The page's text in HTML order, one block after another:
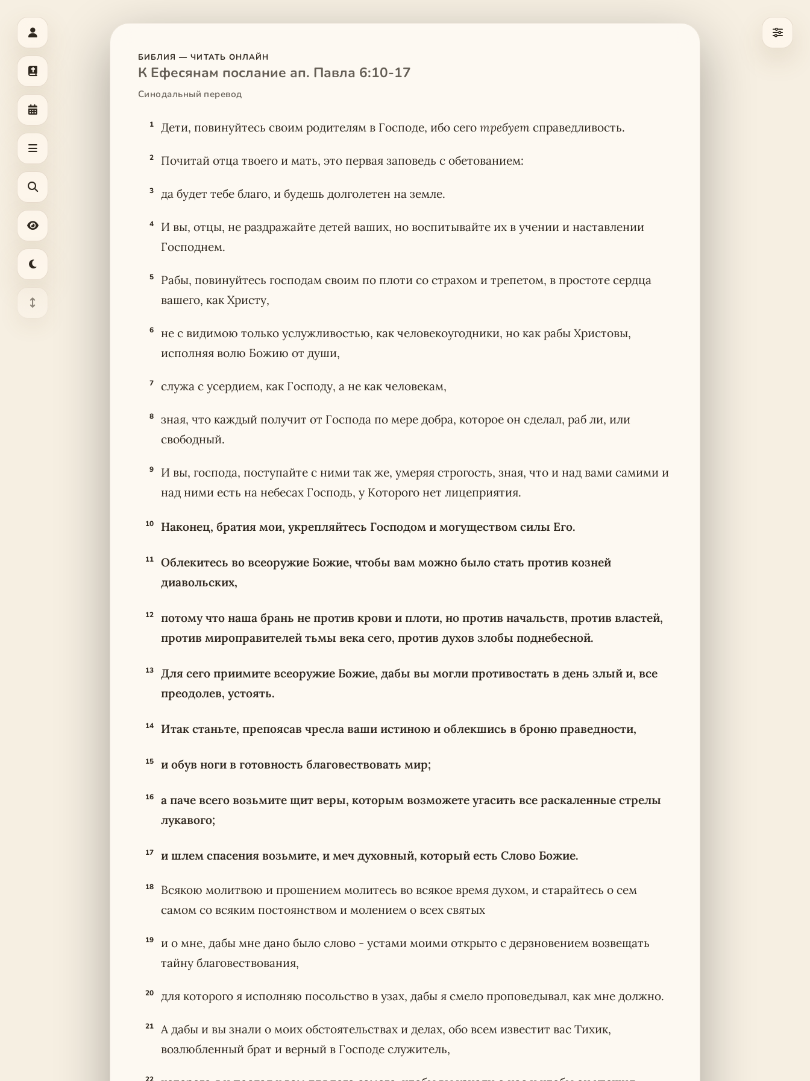
БИБЛИЯ — ЧИТАТЬ ОНЛАЙН
К Ефесянам послание ап. Павла 6:10-17
Синодальный перевод
1 Дети, повинуйтесь своим родителям в Господе, ибо сего требует справедливость.
2 Почитай отца твоего и мать, это первая заповедь с обетованием:
3 да будет тебе благо, и будешь долголетен на земле.
4
И вы, отцы, не раздражайте детей ваших, но воспитывайте их в учении и наставлении
Господнем.
5
Рабы, повинуйтесь господам своим по плоти со страхом и трепетом, в простоте сердца
вашего, как Христу,
6
не с видимою только услужливостью, как человекоугодники, но как рабы Христовы,
исполняя волю Божию от души,
7 служа с усердием, как Господу, а не как человекам,
8
зная, что каждый получит от Господа по мере добра, которое он сделал, раб ли, или
свободный.
9
И вы, господа, поступайте с ними так же, умеряя строгость, зная, что и над вами самими и
над ними есть на небесах Господь, у Которого нет лицеприятия.
10 Наконец, братия мои, укрепляйтесь Господом и могуществом силы Его.
11
Облекитесь во всеоружие Божие, чтобы вам можно было стать против козней
диавольских,
12
потому что наша брань не против крови и плоти, но против начальств, против властей,
против мироправителей тьмы века сего, против духов злобы поднебесной.
13
Для сего приимите всеоружие Божие, дабы вы могли противостать в день злый и, все
преодолев, устоять.
14 Итак станьте, препоясав чресла ваши истиною и облекшись в броню праведности,
15 и обув ноги в готовность благовествовать мир;
16
а паче всего возьмите щит веры, которым возможете угасить все раскаленные стрелы
лукавого;
17 и шлем спасения возьмите, и меч духовный, который есть Слово Божие.
18
Всякою молитвою и прошением молитесь во всякое время духом, и старайтесь о сем
самом со всяким постоянством и молением о всех святых
19
и о мне, дабы мне дано было слово - устами моими открыто с дерзновением возвещать
тайну благовествования,
20 для которого я исполняю посольство в узах, дабы я смело проповедывал, как мне должно.
21
А дабы и вы знали о моих обстоятельствах и делах, обо всем известит вас Тихик,
возлюбленный брат и верный в Господе служитель,
22